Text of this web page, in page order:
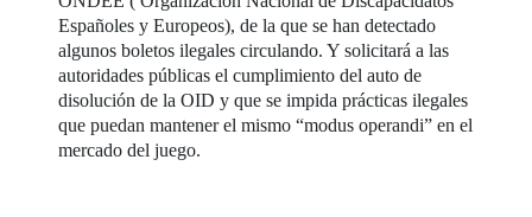
Españoles y Europeos), de la que se han detectado
algunos boletos ilegales circulando. Y solicitará a las
autoridades públicas el cumplimiento del auto de
disolución de la OID y que se impida prácticas ilegales
que puedan mantener el mismo “modus operandi” en el
mercado del juego.